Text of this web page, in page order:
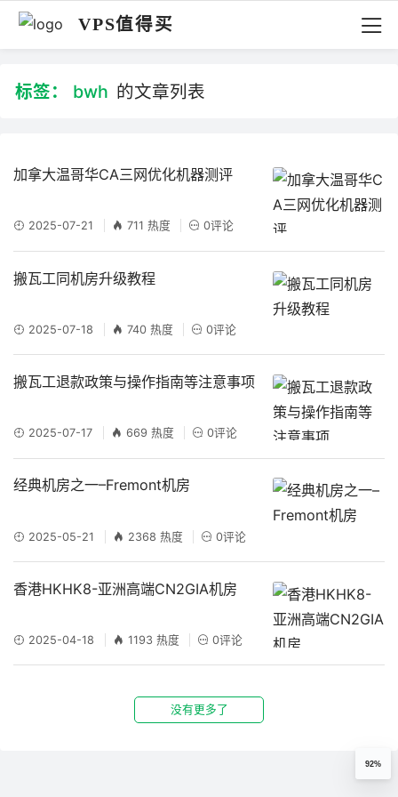
VPS值得买
标签： bwh 的文章列表
加拿大温哥华CA三网优化机器测评
2025-07-21 711 热度 0评论
搬瓦工同机房升级教程
2025-07-18 740 热度 0评论
搬瓦工退款政策与操作指南等注意事项
2025-07-17 669 热度 0评论
经典机房之一–Fremont机房
2025-05-21 2368 热度 0评论
香港HKHK8-亚洲高端CN2GIA机房
2025-04-18 1193 热度 0评论
没有更多了
92%